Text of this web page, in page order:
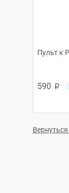
Пульт к
590 p